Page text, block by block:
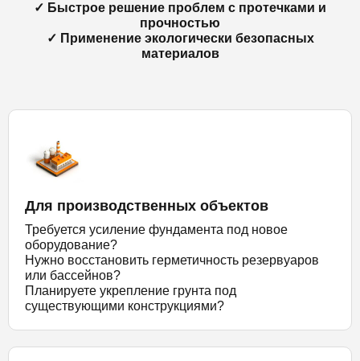
✓ Быстрое решение проблем с протечками и
прочностью
✓ Применение экологически безопасных
материалов
Для производственных объектов
Требуется усиление фундамента под новое
оборудование?
Нужно восстановить герметичность резервуаров
или бассейнов?
Планируете укрепление грунта под
существующими конструкциями?